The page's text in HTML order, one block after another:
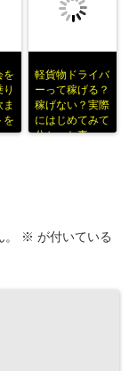
を
を
軽貨物ドライバ
ーって稼げる？
稼げない？実際
にはじめてみて
分かった事
※ が付いている